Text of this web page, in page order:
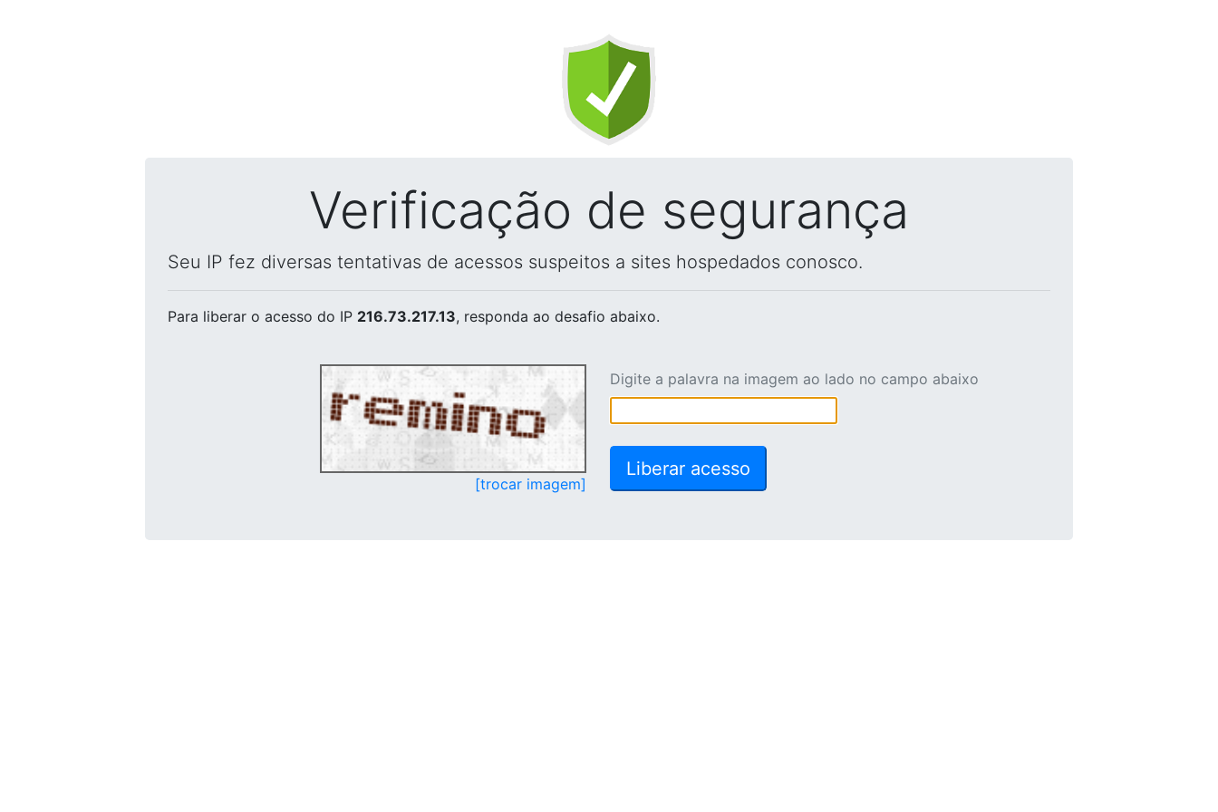
Verificação de segurança
Seu IP fez diversas tentativas de acessos suspeitos a sites hospedados conosco.
Para liberar o acesso do IP 216.73.217.13, responda ao desafio abaixo.
[trocar imagem]
Digite a palavra na imagem ao lado no campo abaixo